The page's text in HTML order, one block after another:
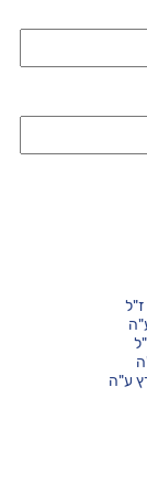
ע"ה